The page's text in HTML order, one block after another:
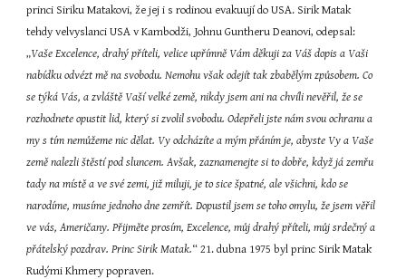
princi Siriku Matakovi, že jej i s rodinou evakuují do USA. Sirik Matak
tehdy velvyslanci USA v Kambodži, Johnu Guntheru Deanovi, odepsal:
„Vaše Excelence, drahý příteli, velice upřímně Vám děkuji za Váš dopis a Vaši
nabídku odvézt mě na svobodu. Nemohu však odejít tak zbabělým způsobem. Co
se týká Vás, a zvláště Vaší velké země, nikdy jsem ani na chvíli nevěřil, že se
rozhodnete opustit lid, který si zvolil svobodu. Odepřeli jste nám svou ochranu a
my s tím nemůžeme nic dělat. Vy odcházíte a mým přáním je, abyste Vy a Vaše
země nalezli štěstí pod sluncem. Avšak, zaznamenejte si to dobře, když já zemřu
tady na místě a ve své zemi, již miluji, je to sice špatné, ale všichni, kdo se
narodíme, musíme jednoho dne zemřít. Dopustil jsem se toho omylu, že jsem věřil
ve vás, Američany. Přijměte prosím, Excelence, můj drahý příteli, můj srdečný a
přátelský pozdrav. Princ Sirik Matak.“ 21. dubna 1975 byl princ Sirik Matak
Rudými Khmery popraven.